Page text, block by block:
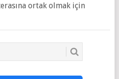
ortak olmak için